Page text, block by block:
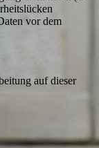
vor dem
auf dieser